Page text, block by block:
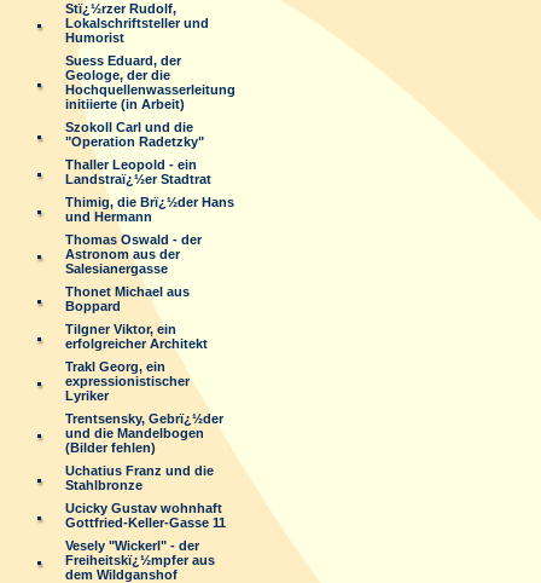
Stï¿½rzer Rudolf,
Lokalschriftsteller und
Humorist
Suess Eduard, der
Geologe, der die
Hochquellenwasserleitung
initiierte (in Arbeit)
Szokoll Carl und die
"Operation Radetzky"
Thaller Leopold - ein
Landstraï¿½er Stadtrat
Thimig, die Brï¿½der Hans
und Hermann
Thomas Oswald - der
Astronom aus der
Salesianergasse
Thonet Michael aus
Boppard
Tilgner Viktor, ein
erfolgreicher Architekt
Trakl Georg, ein
expressionistischer
Lyriker
Trentsensky, Gebrï¿½der
und die Mandelbogen
(Bilder fehlen)
Uchatius Franz und die
Stahlbronze
Ucicky Gustav wohnhaft
Gottfried-Keller-Gasse 11
Vesely "Wickerl" - der
Freiheitskï¿½mpfer aus
dem Wildganshof